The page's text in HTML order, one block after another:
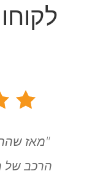
"מאז
הרכב של